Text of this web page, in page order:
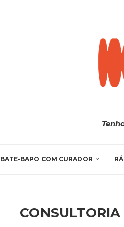
BATE-BAPO COM CURADOR